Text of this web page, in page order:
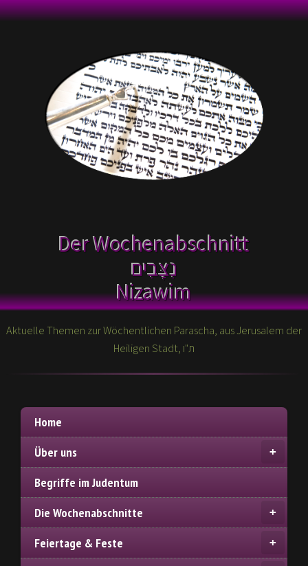
Der Wochenabschnitt
נִצָּבִים
Nizawim
Aktuelle Themen zur Wöchentlichen Parascha, aus Jerusalem der
Heiligen Stadt, ת"ו
Home
Über uns
Begriffe im Judentum
Die Wochenabschnitte
Feiertage & Feste